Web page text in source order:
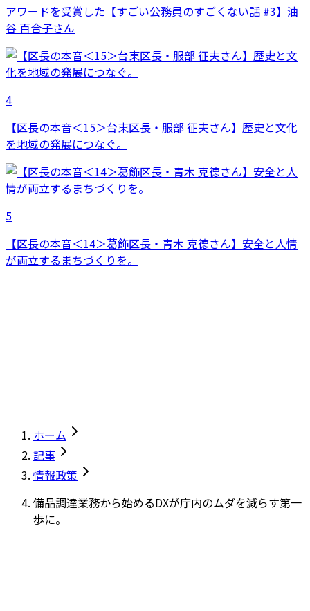
アワードを受賞した【すごい公務員のすごくない話 #3】油
谷 百合子さん
4
【区長の本音＜15＞台東区長・服部 征夫さん】歴史と文化
を地域の発展につなぐ。
5
【区長の本音＜14＞葛飾区長・青木 克德さん】安全と人情
が両立するまちづくりを。
ホーム
記事
情報政策
備品調達業務から始めるDXが庁内のムダを減らす第一
歩に。